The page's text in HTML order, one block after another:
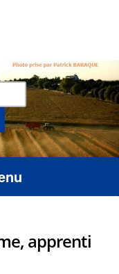
:
apprenti